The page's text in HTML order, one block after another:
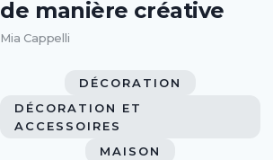
de manière créative
Mia Cappelli
DÉCORATION
DÉCORATION ET
ACCESSOIRES
MAISON